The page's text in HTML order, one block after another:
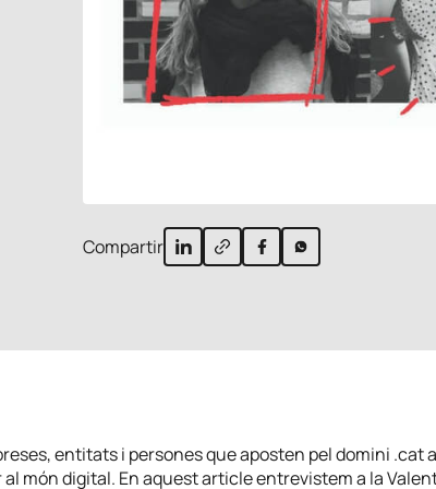
Compartir
entitats i persones que aposten pel domini .cat
món digital. En aquest article entrevistem a la